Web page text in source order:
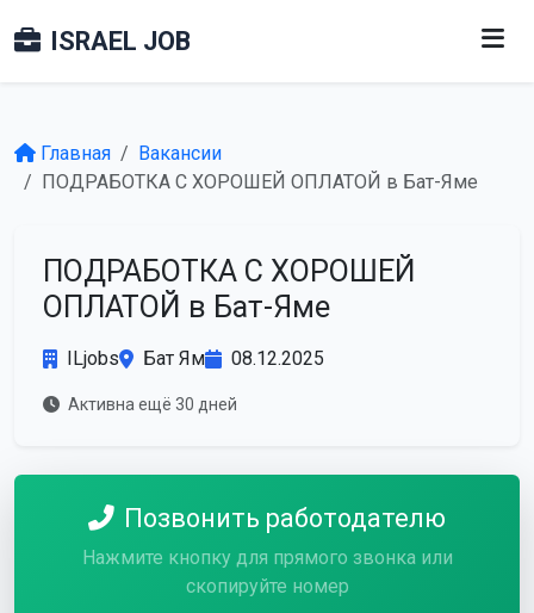
ISRAEL JOB
Главная
Вакансии
ПОДРАБОТКА С ХОРОШЕЙ ОПЛАТОЙ в Бат-Яме
ПОДРАБОТКА С ХОРОШЕЙ
ОПЛАТОЙ в Бат-Яме
ILjobs Бат Ям 08.12.2025
Активна ещё 30 дней
Позвонить работодателю
Нажмите кнопку для прямого звонка или
скопируйте номер